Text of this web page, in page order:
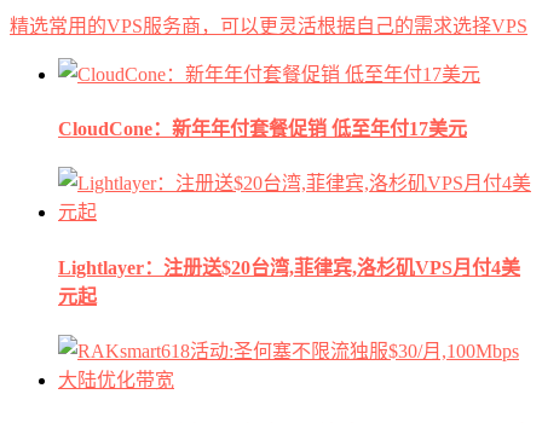
精选常用的VPS服务商，可以更灵活根据自己的需求选择VPS
CloudCone：新年年付套餐促销 低至年付17美元
Lightlayer：注册送$20台湾,菲律宾,洛杉矶VPS月付4美
元起